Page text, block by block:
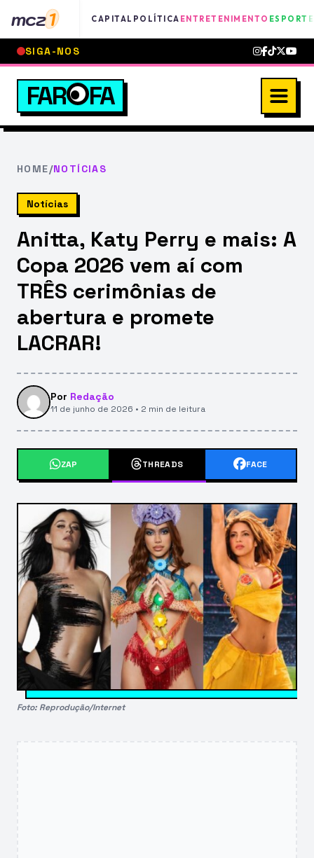
mcz1 CAPITAL POLÍTICA ENTRETENIMENTO
SIGA-NOS
FAR FA
HOME/NOTÍCIAS
Notícias
Anitta, Katy Perry e mais: A
Copa 2026 vem aí com
TRÊS cerimônias de
abertura e promete
LACRAR!
Por Redação
11 de junho de 2026 • 2 min de leitura
ZAP THREADS FACE
Foto: Reprodução/Internet